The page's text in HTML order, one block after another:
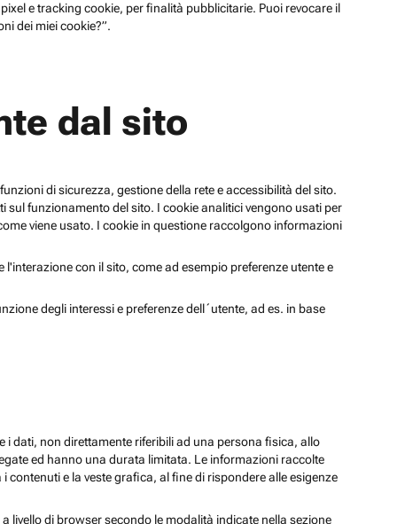
e tracking cookie, per finalità pubblicitarie. Puoi revocare il
dei miei cookie?”.
dal sito
di sicurezza, gestione della rete e accessibilità del sito.
funzionamento del sito. I cookie analitici vengono usati per
viene usato. I cookie in questione raccolgono informazioni
con il sito, come ad esempio preferenze utente e
degli interessi e preferenze dell´utente, ad es. in base
i dati, non direttamente riferibili ad una persona fisica, allo
ed hanno una durata limitata. Le informazioni raccolte
e la veste grafica, al fine di rispondere alle esigenze
livello di browser secondo le modalità indicate nella sezione